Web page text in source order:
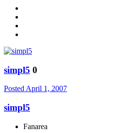
simpl5 0
Posted April 1, 2007
simpl5
Fanarea